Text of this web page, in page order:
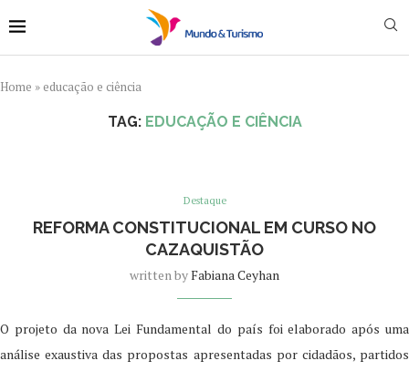
Home » educação e ciência
TAG: EDUCAÇÃO E CIÊNCIA
Destaque
REFORMA CONSTITUCIONAL EM CURSO NO
CAZAQUISTÃO
written byFabiana Ceyhan
O projeto da nova Lei Fundamental do país foi elaborado após uma
análise exaustiva das propostas apresentadas por cidadãos, partidos